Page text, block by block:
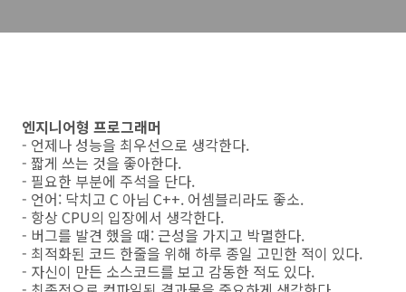
엔지니어형 프로그래머
- 언제나 성능을 최우선으로 생각한다.
- 짧게 쓰는 것을 좋아한다.
- 필요한 부분에 주석을 단다.
- 언어: 닥치고 C 아님 C++. 어셈블리라도 좋소.
- 항상 CPU의 입장에서 생각한다.
- 버그를 발견 했을 때: 근성을 가지고 박멸한다.
- 최적화된 코드 한줄을 위해 하루 종일 고민한 적이 있다.
- 자신이 만든 소스코드를 보고 감동한 적도 있다.